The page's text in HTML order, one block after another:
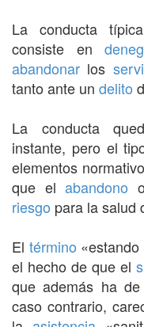
La conducta
consiste en
abandonar los
tanto ante un delito
La conducta
instante, pero el
elementos
que elabandono
riesgo para la salud
El término «estando
el hecho de que el
que además ha
caso contrario,